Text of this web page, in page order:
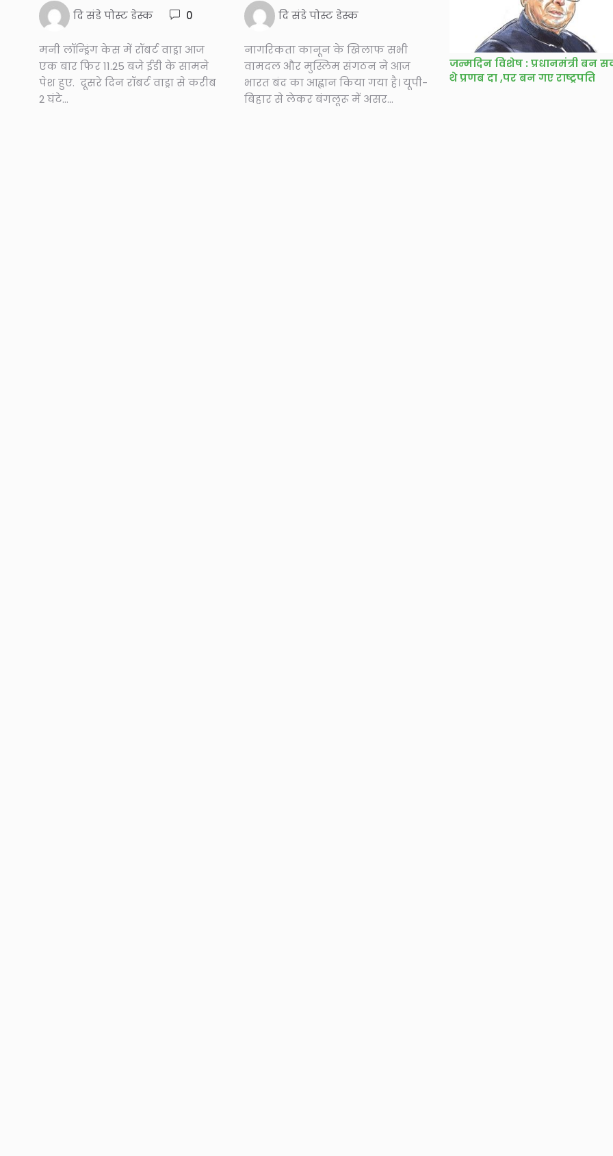
दि संडे पोस्ट डेस्क 0
मनी लॉन्ड्रिंग केस में रॉबर्ट वाड्रा आज
एक बार फिर 11.25 बजे ईडी के सामने
पेश हुए. दूसरे दिन रॉबर्ट वाड्रा से करीब
2 घंटे...
दि संडे पोस्ट डेस्क
नागरिकता कानून के खिलाफ सभी
वामदल और मुस्लिम संगठन ने आज
भारत बंद का आह्वान किया गया है। यूपी-
बिहार से लेकर बंगलूरू में असर...
जन्मदिन विशेष : प्रधानमंत्री बन
थे प्रणब दा ,पर बन गए राष्ट्रपति